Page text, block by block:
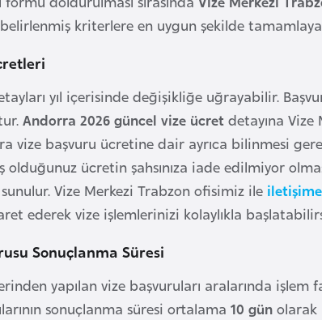
kriterlere en uygun şekilde
yıl içerisinde değişikliğe uğrayabilir.
Andorra 2026 güncel vize ücret detayına
vize başvuru ücretine dair ayrıca bilinmesi
olduğunuz ücretin şahsınıza iade edilmiyor
Vize Merkezi Trabzon ofisimiz ile iletişime
ederek vize işlemlerinizi kolaylıkla
Sonuçlanma Süresi
yapılan vize başvuruları aralarında
sonuçlanma süresi ortalama 10 gün olarak